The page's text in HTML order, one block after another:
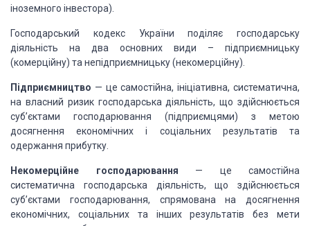
іноземного інвестора).
Господарський кодекс України поділяє господарську
діяльність на два основних види – підприємницьку
(комерційну) та непідприємницьку (некомерційну).
Підприємництво — це самостійна, ініціативна, систематична,
на власний ризик господарська діяльність, що здійснюється
суб’єктами господарювання (підприємцями) з метою
досягнення економічних і соціальних результатів та
одержання прибутку.
Некомерційне господарювання — це самостійна
систематична господарська діяльність, що здійснюється
суб’єктами господарювання, спрямована на досягнення
економічних, соціальних та інших результатів без мети